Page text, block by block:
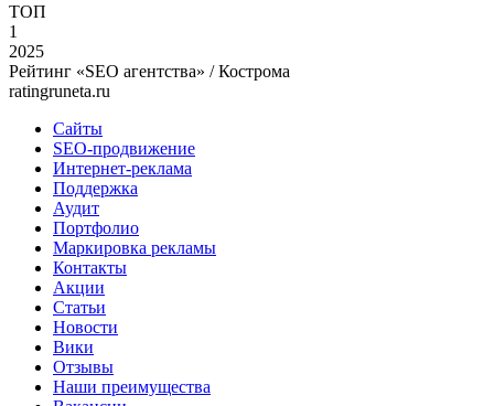
ТОП
1
2025
Рейтинг «SEO агентства» / Кострома
ratingruneta.ru
Сайты
SEO-продвижение
Интернет-реклама
Поддержка
Аудит
Портфолио
Маркировка рекламы
Контакты
Акции
Статьи
Новости
Вики
Отзывы
Наши преимущества